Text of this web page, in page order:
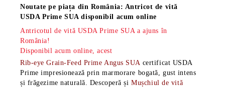
Noutate pe piața din România: Antricot de vită
USDA Prime SUA disponibil acum online
Antricotul de vită USDA Prime SUA a ajuns în
România!
Disponibil acum online, acest
Rib-eye Grain-Feed Prime Angus SUA certificat USDA
Prime impresionează prin marmorare bogată, gust intens
și frăgezime naturală. Descoperă șiMușchiul de vită